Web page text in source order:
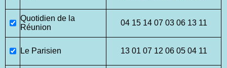
Quotidien de la
Réunion
04 15 14 07 03 06 13 11
Le Parisien 13 01 07 12 06 05 04 11